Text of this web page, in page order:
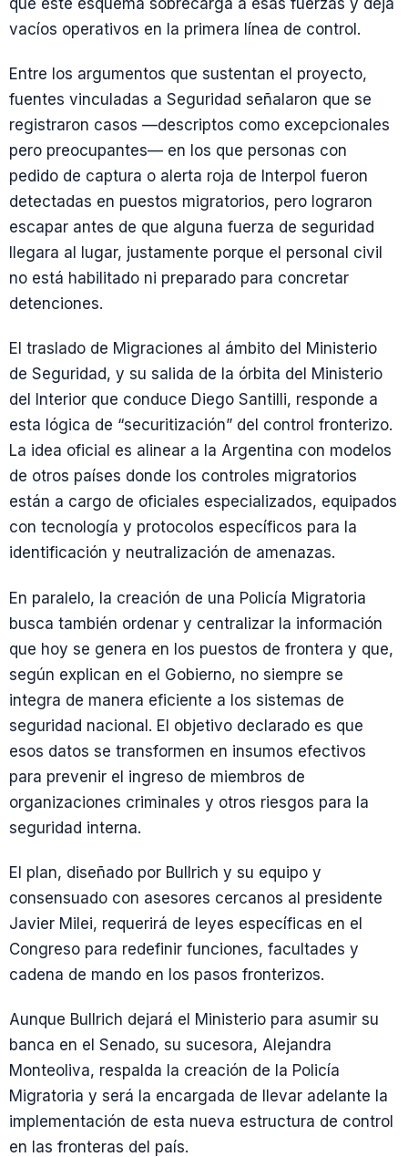
vacíos operativos en la primera línea de control.
Entre los argumentos que sustentan el proyecto,
fuentes vinculadas a Seguridad señalaron que se
registraron casos —descriptos como excepcionales
pero preocupantes— en los que personas con
pedido de captura o alerta roja de Interpol fueron
detectadas en puestos migratorios, pero lograron
escapar antes de que alguna fuerza de seguridad
llegara al lugar, justamente porque el personal civil
no está habilitado ni preparado para concretar
detenciones.
El traslado de Migraciones al ámbito del Ministerio
de Seguridad, y su salida de la órbita del Ministerio
del Interior que conduce Diego Santilli, responde a
esta lógica de “securitización” del control fronterizo.
La idea oficial es alinear a la Argentina con modelos
de otros países donde los controles migratorios
están a cargo de oficiales especializados, equipados
con tecnología y protocolos específicos para la
identificación y neutralización de amenazas.
En paralelo, la creación de una Policía Migratoria
busca también ordenar y centralizar la información
que hoy se genera en los puestos de frontera y que,
según explican en el Gobierno, no siempre se
integra de manera eficiente a los sistemas de
seguridad nacional. El objetivo declarado es que
esos datos se transformen en insumos efectivos
para prevenir el ingreso de miembros de
organizaciones criminales y otros riesgos para la
seguridad interna.
El plan, diseñado por Bullrich y su equipo y
consensuado con asesores cercanos al presidente
Javier Milei, requerirá de leyes específicas en el
Congreso para redefinir funciones, facultades y
cadena de mando en los pasos fronterizos.
Aunque Bullrich dejará el Ministerio para asumir su
banca en el Senado, su sucesora, Alejandra
Monteoliva, respalda la creación de la Policía
Migratoria y será la encargada de llevar adelante la
implementación de esta nueva estructura de control
en las fronteras del país.